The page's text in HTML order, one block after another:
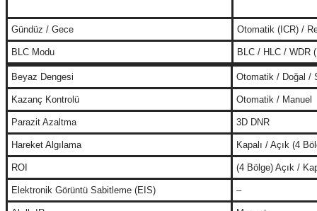
Gündüz / Gece Otomatik (ICR) /
BLC Modu BLC / HLC / WDR
Beyaz Dengesi Otomatik / Doğal /
Kazanç Kontrolü Otomatik / Manuel
Parazit Azaltma 3D DNR
Hareket Algılama Kapalı / Açık (4
ROI (4 Bölge) Açık /
Elektronik Görüntü Sabitleme (EIS) –